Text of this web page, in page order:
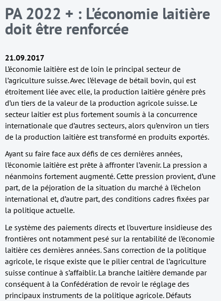
PA 2022 + : L’économie laitière
doit être renforcée
21.09.2017
L’économie laitière est de loin le principal secteur de
l’agriculture suisse. Avec l’élevage de bétail bovin, qui est
étroitement liée avec elle, la production laitière génère près
d’un tiers de la valeur de la production agricole suisse. Le
secteur laitier est plus fortement soumis à la concurrence
internationale que d’autres secteurs, alors qu’environ un tiers
de la production laitière est transformé en produits exportés.
Ayant su faire face aux défis de ces dernières années,
l’économie laitière est prête à affronter l’avenir. La pression a
néanmoins fortement augmenté. Cette pression provient, d’une
part, de la péjoration de la situation du marché à l’échelon
international et, d’autre part, des conditions cadres fixées par
la politique actuelle.
Le système des paiements directs et l’ouverture insidieuse des
frontières ont notamment pesé sur la rentabilité de l’économie
laitière ces dernières années. Sans correction de la politique
agricole, le risque existe que le pilier central de l’agriculture
suisse continue à s’affaiblir. La branche laitière demande par
conséquent à la Confédération de revoir le réglage des
principaux instruments de la politique agricole. Défauts